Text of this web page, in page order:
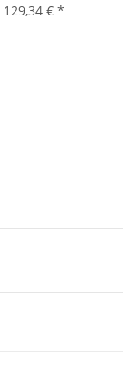
129,34 € *